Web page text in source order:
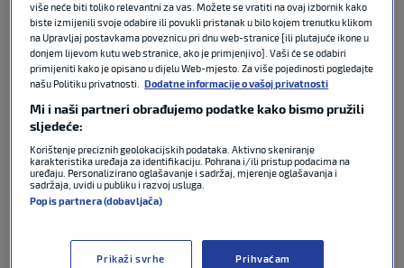
Garcia: Nije stvar u tome da mi ne
osvajamo bodove, nego ih Dinamo
osvaja više
NOGOMET 15. svi 2026 0
više neće biti toliko relevantni za vas. Možete se vratiti na ovaj izbornik kako
biste izmijenili svoje odabire ili povukli pristanak u bilo kojem trenutku klikom
na Upravljaj postavkama poveznicu pri dnu web-stranice [ili plutajuće ikone u
donjem lijevom kutu web stranice, ako je primjenjivo]. Vaši će se odabiri
primijeniti kako je opisano u dijelu Web-mjesto. Za više pojedinosti pogledajte
našu Politiku privatnosti.
Dodatne informacije o vašoj privatnosti
Mi i naši partneri obrađujemo podatke kako bismo pružili
sljedeće:
Korištenje preciznih geolokacijskih podataka. Aktivno skeniranje
karakteristika uređaja za identifikaciju. Pohrana i/ili pristup podacima na
uređaju. Personalizirano oglašavanje i sadržaj, mjerenje oglašavanja i
sadržaja, uvidi u publiku i razvoj usluga.
Popis partnera (dobavljača)
Prikaži svrhe Prihvaćam